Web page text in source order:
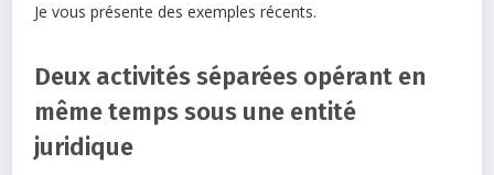
Je vous présente des exemples récents.
Deux activités séparées opérant en
même temps sous une entité
juridique